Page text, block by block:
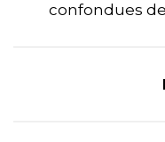
confondues